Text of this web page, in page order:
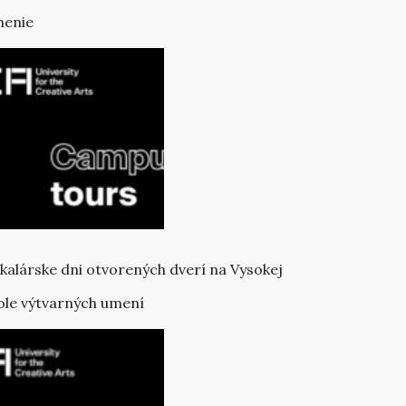
dni otvorených dverí na Vysokej
výtvarných umení